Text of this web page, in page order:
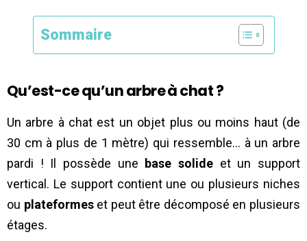
Sommaire
Qu’est-ce qu’un arbre à chat ?
Un arbre à chat est un objet plus ou moins haut (de
30 cm à plus de 1 mètre) qui ressemble… à un arbre
pardi ! Il possède une base solide et un support
vertical. Le support contient une ou plusieurs niches
ou plateformeset peut être décomposé en plusieurs
étages.